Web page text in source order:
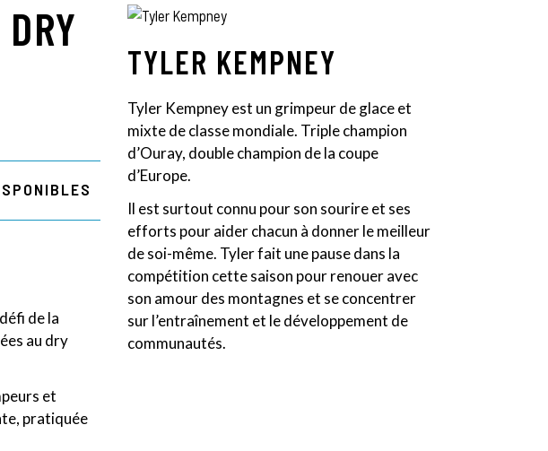
de la
au dry
et
pratiquée
TYLER KEMPNEY
Tyler Kempney est un grimpeur de glace et
mixte de classe mondiale. Triple champion
d’Ouray, double champion de la coupe
d’Europe.
Il est surtout connu pour son sourire et ses
efforts pour aider chacun à donner le meilleur
de soi-même. Tyler fait une pause dans la
compétition cette saison pour renouer avec
son amour des montagnes et se concentrer
sur l’entraînement et le développement de
communautés.